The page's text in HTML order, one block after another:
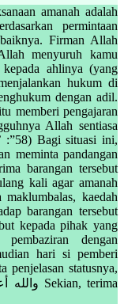
amanah adalah
permintaan
Firman Allah
menyuruh kamu
kepada ahlinya (yang
hukum di
dengan adil.
memberi pengajaran
Allah sentiasa
:”58) Bagi situasi ini,
meminta pandangan
barangan tersebut
kali agar amanah
kaedah
barangan tersebut
kepada pihak yang
dengan
hari si pemberi
penjelasan statusnya,